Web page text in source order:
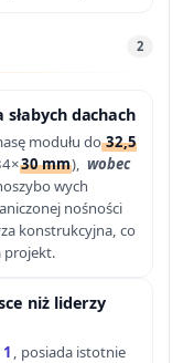
2
dachach
modułu do32,5
30 mm), wobec
wych
nośności
konstrukcyjna, co
projekt.
niż liderzy
, posiada istotnie